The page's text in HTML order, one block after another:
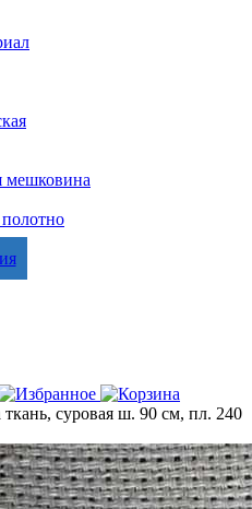
мешковина
суровая ш. 90 см, пл. 240